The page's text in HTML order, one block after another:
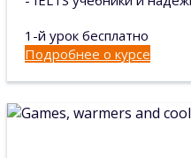
1-й урок бесплатно
Подробнее о курсе